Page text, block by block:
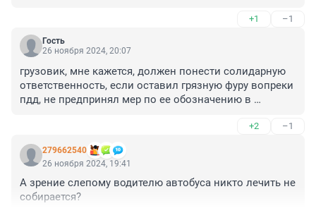
+1 –1
Гость
26 ноября 2024, 20:07
грузовик, мне кажется, должен понести солидарную
ответственность, если оставил грязную фуру вопреки
пдд, не предпринял мер по ее обозначению в
+2 –1
279662540
26 ноября 2024, 19:41
А зрение слепому водителю автобуса никто лечить не
собирается?